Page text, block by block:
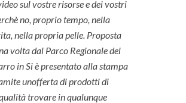
sul vostre risorse e dei vostri
no, proprio tempo, nella
nella propria pelle. Proposta
volta dal Parco Regionale del
in Si è presentato alla stampa
unofferta di prodotti di
trovare in qualunque